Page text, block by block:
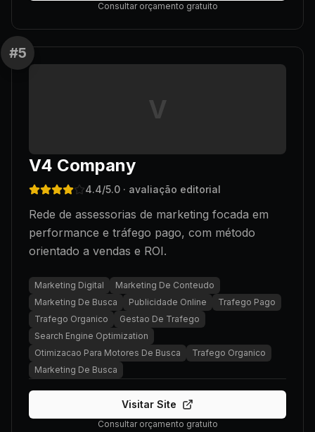
Consultar orçamento gratuito
#5
V
V4 Company
4.4/5.0 · avaliação editorial
Rede de assessorias de marketing focada em
performance e tráfego pago, com método
orientado a vendas e ROI.
Marketing Digital
Marketing De Conteudo
Marketing De Busca
Publicidade Online
Trafego Pago
Trafego Organico
Gestao De Trafego
Search Engine Optimization
Otimizacao Para Motores De Busca
Trafego Organico
Marketing De Busca
Visitar Site
Consultar orçamento gratuito